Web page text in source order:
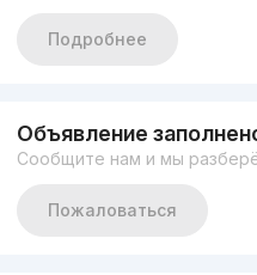
Тип строения: кирпич
Сан.узел: совмещённый
Подробнее
Объявление
Сообщите нам и мы
Пожаловаться